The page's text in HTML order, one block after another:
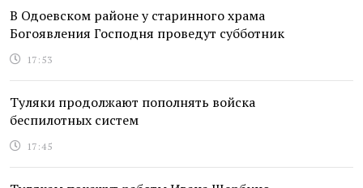
В Одоевском районе у старинного храма
Богоявления Господня проведут субботник
17:53
Туляки продолжают пополнять войска
беспилотных систем
17:45